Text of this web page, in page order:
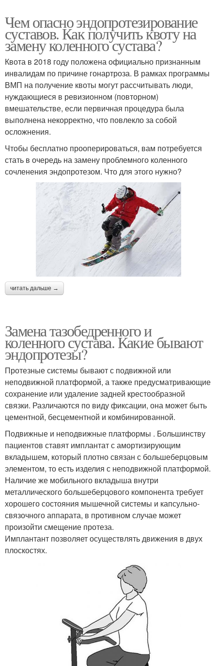
Чем опасно эндопротезирование
суставов. Как получить квоту на
замену коленного сустава?
Квота в 2018 году положена официально признанным
инвалидам по причине гонартроза. В рамках программы
ВМП на получение квоты могут рассчитывать люди,
нуждающиеся в ревизионном (повторном)
вмешательстве, если первичная процедура была
выполнена некорректно, что повлекло за собой
осложнения.
Чтобы бесплатно прооперироваться, вам потребуется
стать в очередь на замену проблемного коленного
сочленения эндопротезом. Что для этого нужно?
читать дальше →
Замена тазобедренного и
коленного сустава. Какие бывают
эндопротезы?
Протезные системы бывают с подвижной или
неподвижной платформой, а также предусматривающие
сохранение или удаление задней крестообразной
связки. Различаются по виду фиксации, она может быть
цементной, бесцементной и комбинированной.
Подвижные и неподвижные платформы . Большинству
пациентов ставят имплантат с амортизирующим
вкладышем, который плотно связан с большеберцовым
элементом, то есть изделия с неподвижной платформой.
Наличие же мобильного вкладыша внутри
металлического большеберцового компонента требует
хорошего состояния мышечной системы и капсульно-
связочного аппарата, в противном случае может
произойти смещение протеза.
Имплантант позволяет осуществлять движения в двух
плоскостях.